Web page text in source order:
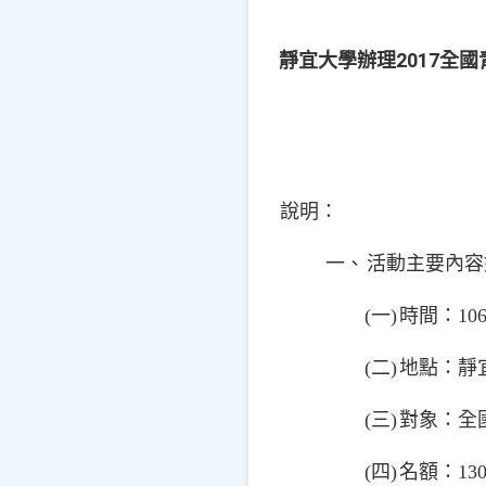
靜宜大學辦理2017全
說明：
一、 活動主要內
(一)時間： 106
(二)地點：靜
(三)對象：全
(四)名額： 130